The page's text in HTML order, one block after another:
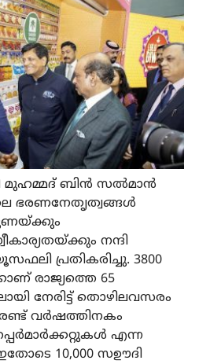
മുഹമ്മദ് ബിന്‍ സല്‍മാന്‍
ഭരണനേതൃത്വങ്ങള്‍
നന്ദി
പ്രതികരിച്ചു. 3800
രാജ്യത്തെ 65
നേരിട്ട് തൊഴിലവസരം
വര്‍ഷത്തിനകം
എന്ന
10,000 സഊദി